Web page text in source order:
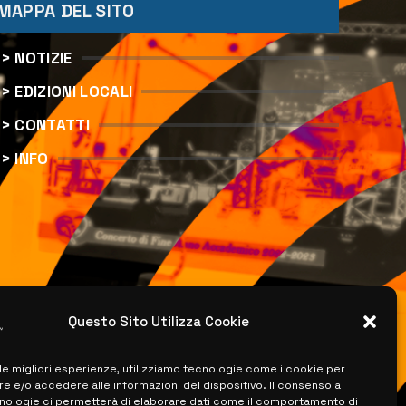
Questo Sito Utilizza Cookie
migliori esperienze, utilizziamo tecnologie come i cookie per
e/o accedere alle informazioni del dispositivo. Il consenso a
ci permetterà di elaborare dati come il comportamento di
DEL SITO
> NOTIZIE
> EDIZIONI LOCALI
> CONTATTI
> INFO